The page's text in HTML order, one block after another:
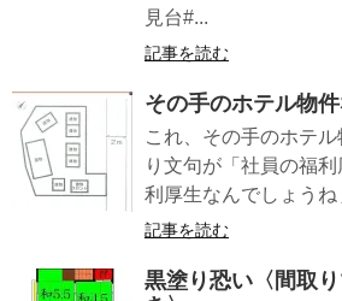
見台#...
記事を読む
その手のホテル物件
これ、その手のホテ
り文句が「社員の福
利厚生なんでしょうね
記事を読む
黒塗り恐い〈間取